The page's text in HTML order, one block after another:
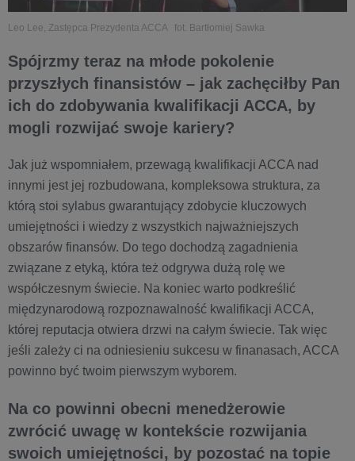
Leo Lee, Zastępca Prezydenta ACCA fot. Bartłomiej Sawka
Spójrzmy teraz na młode pokolenie
przyszłych finansistów – jak zachęciłby Pan
ich do zdobywania kwalifikacji ACCA, by
mogli rozwijać swoje kariery?
Jak już wspomniałem, przewagą kwalifikacji ACCA nad
innymi jest jej rozbudowana, kompleksowa struktura, za
którą stoi sylabus gwarantujący zdobycie kluczowych
umiejętności i wiedzy z wszystkich najważniejszych
obszarów finansów. Do tego dochodzą zagadnienia
związane z etyką, która też odgrywa dużą rolę we
współczesnym świecie. Na koniec warto podkreślić
międzynarodową rozpoznawalność kwalifikacji ACCA,
której reputacja otwiera drzwi na całym świecie. Tak więc
jeśli zależy ci na odniesieniu sukcesu w finanasach, ACCA
powinno być twoim pierwszym wyborem.
Na co powinni obecni menedżerowie
zwrócić uwagę w kontekście rozwijania
swoich umiejętności, by pozostać na topie